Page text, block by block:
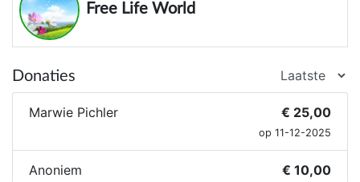
Free Life World
Donaties
Marwie Pichler € 25,00
op 11-12-2025
Anoniem € 10,00